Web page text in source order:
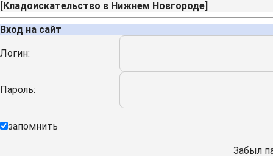
[Кладоискательство в Нижнем Новгороде]
Вход на сайт
Логин:
Пароль:
запомнить
Забыл